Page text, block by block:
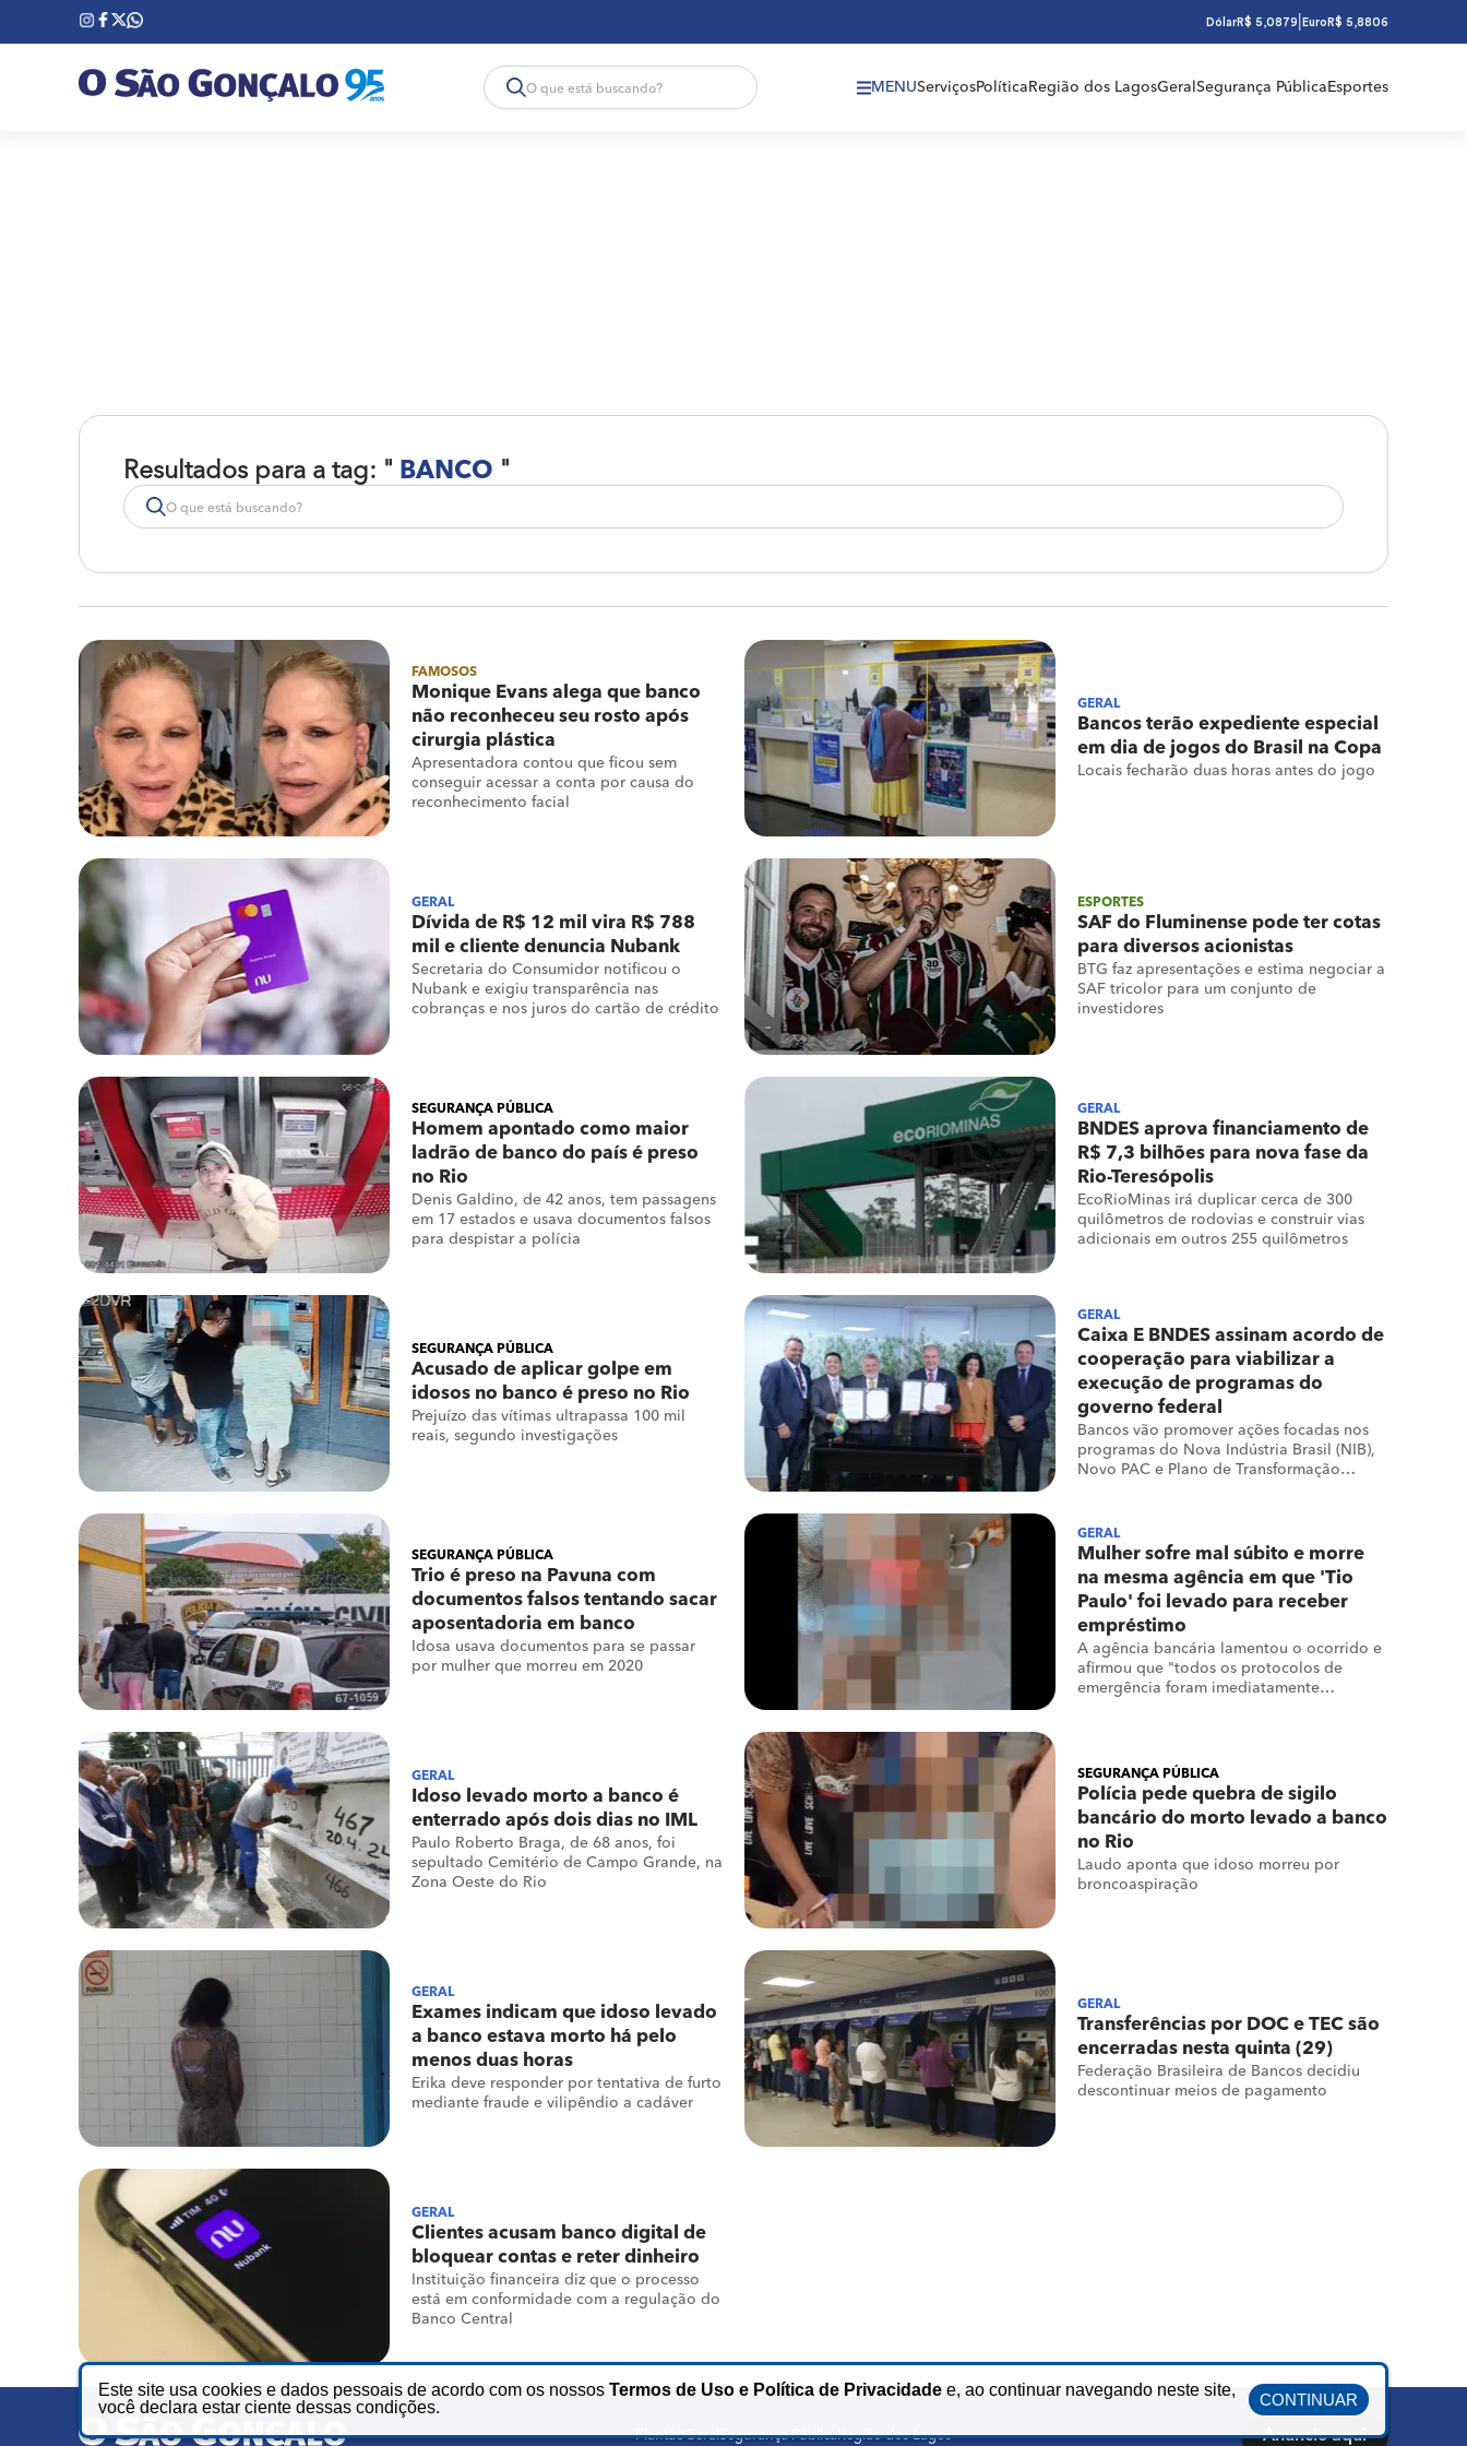
DólarR$ 5,0879 Euro R$ 5,8806
MENUServiçosPolítica Região dos LagosGeral Segurança Pública Esportes
Resultados para a tag: " BANCO "
FAMOSOS
Monique Evans alega que banco
não reconheceu seu rosto após
cirurgia plástica
Apresentadora contou que ficou sem
conseguir acessar a conta por causa do
reconhecimento facial
GERAL
Bancos terão expediente especial
em dia de jogos do Brasil na Copa
Locais fecharão duas horas antes do jogo
GERAL
Dívida de R$ 12 mil vira R$ 788
mil e cliente denuncia Nubank
Secretaria do Consumidor notificou o
Nubank e exigiu transparência nas
cobranças e nos juros do cartão de crédito
ESPORTES
SAF do Fluminense pode ter cotas
para diversos acionistas
BTG faz apresentações e estima negociar a
SAF tricolor para um conjunto de
investidores
SEGURANÇA PÚBLICA
Homem apontado como maior
ladrão de banco do país é preso
no Rio
Denis Galdino, de 42 anos, tem passagens
em 17 estados e usava documentos falsos
para despistar a polícia
GERAL
BNDES aprova financiamento de
R$ 7,3 bilhões para nova fase da
Rio-Teresópolis
EcoRioMinas irá duplicar cerca de 300
quilômetros de rodovias e construir vias
adicionais em outros 255 quilômetros
SEGURANÇA PÚBLICA
Acusado de aplicar golpe em
idosos no banco é preso no Rio
Prejuízo das vítimas ultrapassa 100 mil
reais, segundo investigações
GERAL
Caixa E BNDES assinam acordo de
cooperação para viabilizar a
execução de programas do
governo federal
Bancos vão promover ações focadas nos
programas do Nova Indústria Brasil (NIB),
Novo PAC e Plano de Transformação
SEGURANÇA PÚBLICA
Trio é preso na Pavuna com
documentos falsos tentando sacar
aposentadoria em banco
Idosa usava documentos para se passar
por mulher que morreu em 2020
GERAL
Mulher sofre mal súbito e morre
na mesma agência em que 'Tio
Paulo' foi levado para receber
empréstimo
A agência bancária lamentou o ocorrido e
afirmou que "todos os protocolos de
emergência foram imediatamente
GERAL
Idoso levado morto a banco é
enterrado após dois dias no IML
Paulo Roberto Braga, de 68 anos, foi
sepultado Cemitério de Campo Grande, na
Zona Oeste do Rio
SEGURANÇA PÚBLICA
Polícia pede quebra de sigilo
bancário do morto levado a banco
no Rio
Laudo aponta que idoso morreu por
broncoaspiração
GERAL
Exames indicam que idoso levado
a banco estava morto há pelo
menos duas horas
Erika deve responder por tentativa de furto
mediante fraude e vilipêndio a cadáver
GERAL
Transferências por DOC e TEC são
encerradas nesta quinta (29)
Federação Brasileira de Bancos decidiu
descontinuar meios de pagamento
GERAL
Clientes acusam banco digital de
bloquear contas e reter dinheiro
Instituição financeira diz que o processo
está em conformidade com a regulação do
Banco Central
Este site usa cookies e dados pessoais de acordo com os nossos Termos de Uso e Política de Privacidade e, ao continuar navegando neste site,
você declara estar ciente dessas condições.
CONTINUAR
PlantãoGeralSegurança PúblicaRegião dos Lagos Anuncie aqui